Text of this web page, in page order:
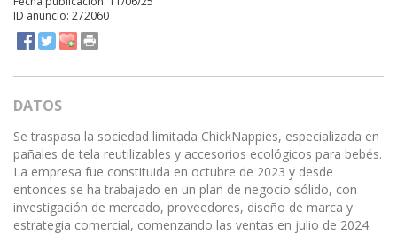
ID anuncio: 272060
DATOS
Se traspasa la sociedad limitada ChickNappies, especializada en
pañales de tela reutilizables y accesorios ecológicos para bebés.
La empresa fue constituida en octubre de 2023 y desde
entonces se ha trabajado en un plan de negocio sólido, con
investigación de mercado, proveedores, diseño de marca y
estrategia comercial, comenzando las ventas en julio de 2024.